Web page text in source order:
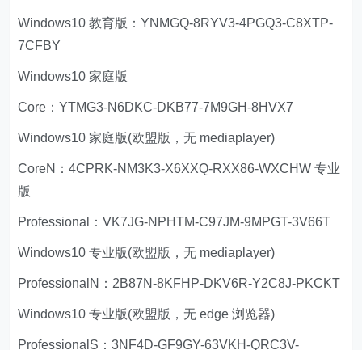
Windows10 教育版：YNMGQ-8RYV3-4PGQ3-C8XTP-
7CFBY
Windows10 家庭版
Core：YTMG3-N6DKC-DKB77-7M9GH-8HVX7
Windows10 家庭版(欧盟版，无 mediaplayer)
CoreN：4CPRK-NM3K3-X6XXQ-RXX86-WXCHW 专业
版
Professional：VK7JG-NPHTM-C97JM-9MPGT-3V66T
Windows10 专业版(欧盟版，无 mediaplayer)
ProfessionalN：2B87N-8KFHP-DKV6R-Y2C8J-PKCKT
Windows10 专业版(欧盟版，无 edge 浏览器)
ProfessionalS：3NF4D-GF9GY-63VKH-QRC3V-